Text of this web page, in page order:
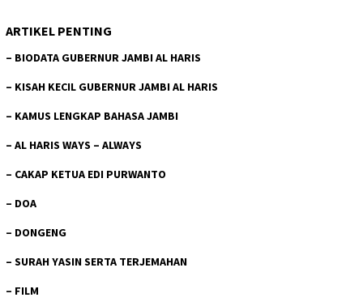
ARTIKEL PENTING
– BIODATA GUBERNUR JAMBI AL HARIS
– KISAH KECIL GUBERNUR JAMBI AL HARIS
– KAMUS LENGKAP BAHASA JAMBI
– AL HARIS WAYS – ALWAYS
– CAKAP KETUA EDI PURWANTO
– DOA
– DONGENG
– SURAH YASIN SERTA TERJEMAHAN
– FILM